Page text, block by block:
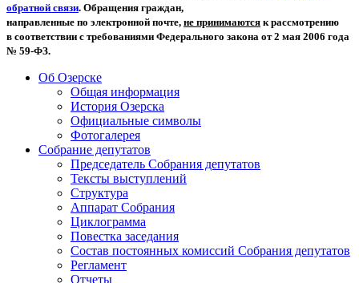
обратной связи. Обращения граждан,
направленные по электронной почте, не принимаются к рассмотрению
в соответствии с требованиями Федерального закона от 2 мая 2006 года
№ 59-ФЗ.
Об Озерске
Общая информация
История Озерска
Официальные символы
Фотогалерея
Собрание депутатов
Председатель Собрания депутатов
Тексты выступлений
Структура
Аппарат Собрания
Циклограмма
Повестка заседания
Состав постоянных комиссий Собрания депутатов
Регламент
Отчеты